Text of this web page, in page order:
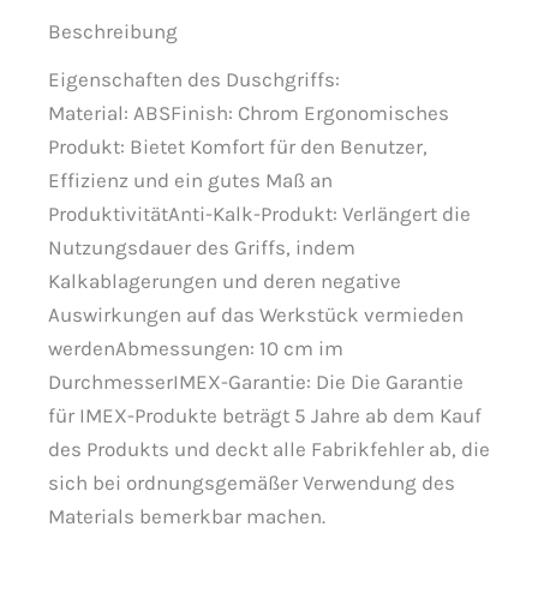
Beschreibung
Eigenschaften des Duschgriffs:
Material: ABSFinish: Chrom Ergonomisches
Produkt: Bietet Komfort für den Benutzer,
Effizienz und ein gutes Maß an
ProduktivitätAnti-Kalk-Produkt: Verlängert die
Nutzungsdauer des Griffs, indem
Kalkablagerungen und deren negative
Auswirkungen auf das Werkstück vermieden
werdenAbmessungen: 10 cm im
DurchmesserIMEX-Garantie: Die Die Garantie
für IMEX-Produkte beträgt 5 Jahre ab dem Kauf
des Produkts und deckt alle Fabrikfehler ab, die
sich bei ordnungsgemäßer Verwendung des
Materials bemerkbar machen.